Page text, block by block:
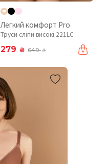
Легкий комфорт Pro
Труси сліпи високі 221LC
279 ₴ 649₴